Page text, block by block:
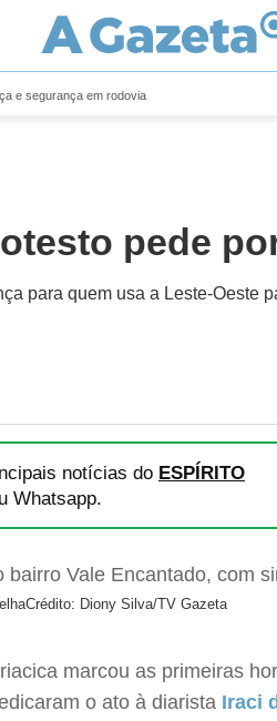
e segurança em rodovia
pede
para quem usa a Leste-Oeste
notícias do ESPÍRITO
Whatsapp.
Crédito: Diony Silva/TV Gazeta
marcou as primeiras
o ato à diarista Iraci